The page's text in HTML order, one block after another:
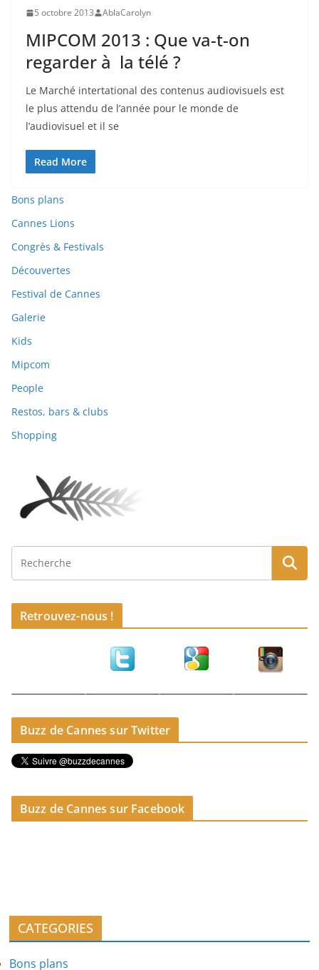
5 octobre 2013 AblaCarolyn
MIPCOM 2013 : Que va-t-on
regarder à la télé ?
Le Marché intertational des contenus audiovisuels est
le plus attendu de l’année pour le monde de
l’audiovisuel et il se
Read More
Bons plans
Cannes Lions
Congrès & Festivals
Découvertes
Festival de Cannes
Galerie
Kids
Mipcom
People
Restos, bars & clubs
Shopping
Retrouvez-nous !
Buzz de Cannes sur Twitter
Buzz de Cannes sur Facebook
CATEGORIES
Bons plans